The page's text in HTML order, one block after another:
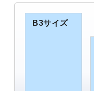
B3サイズ